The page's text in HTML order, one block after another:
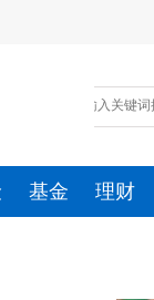
基金 理财